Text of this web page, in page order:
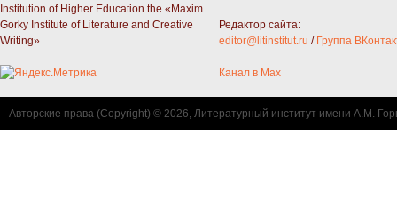
Institution of Higher Education the «Maxim
Gorky Institute of Literature and Creative
Writing»
Редактор сайта:
editor@litinstitut.ru / Группа
Канал в Max
Авторские права (Copyright) © 2026, Литературный институт имени А.М.